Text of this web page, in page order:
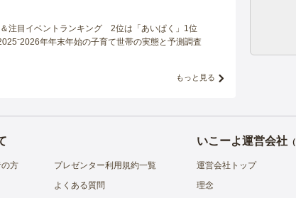
注目イベントランキング 2位は「あいぱく」1位
年年末年始の子育て世帯の実態と予測調査
もっと見る
方
プレゼンター利用規約一覧
よくある質問
いこーよ運営会社（
運営会社トップ
理念